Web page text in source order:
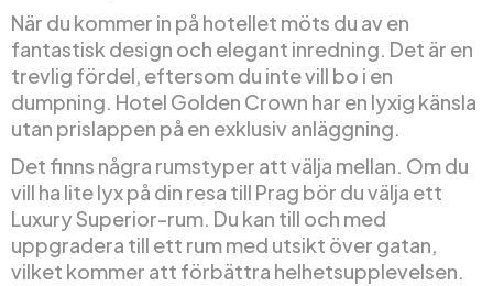
När du kommer in på hotellet möts du av en
fantastisk design och elegant inredning. Det är en
trevlig fördel, eftersom du inte vill bo i en
dumpning. Hotel Golden Crown har en lyxig känsla
utan prislappen på en exklusiv anläggning.
Det finns några rumstyper att välja mellan. Om du
vill ha lite lyx på din resa till Prag bör du välja ett
Luxury Superior-rum. Du kan till och med
uppgradera till ett rum med utsikt över gatan,
vilket kommer att förbättra helhetsupplevelsen.